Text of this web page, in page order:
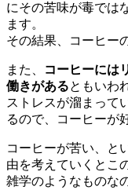
にその苦味が毒では
ます。
その結果、コーヒー
また、
コーヒーには
働きがあるともいわ
ストレスが溜まって
るので、コーヒーが
コーヒーが苦い、と
由を考えていくとこ
雑学のようなものな